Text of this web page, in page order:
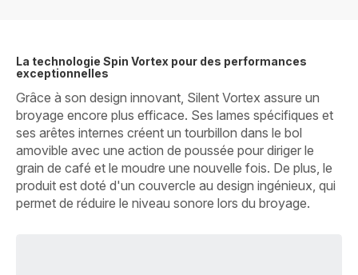
La technologie Spin Vortex pour des performances
exceptionnelles
Grâce à son design innovant, Silent Vortex assure un
broyage encore plus efficace. Ses lames spécifiques et
ses arêtes internes créent un tourbillon dans le bol
amovible avec une action de poussée pour diriger le
grain de café et le moudre une nouvelle fois. De plus, le
produit est doté d'un couvercle au design ingénieux, qui
permet de réduire le niveau sonore lors du broyage.